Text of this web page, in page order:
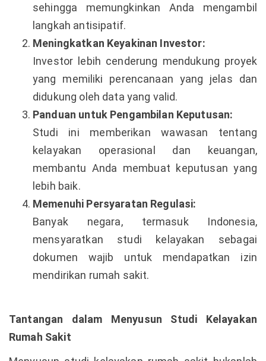
sehingga memungkinkan Anda mengambil
langkah antisipatif.
Meningkatkan Keyakinan Investor:
Investor lebih cenderung mendukung proyek
yang memiliki perencanaan yang jelas dan
didukung oleh data yang valid.
Panduan untuk Pengambilan Keputusan:
Studi ini memberikan wawasan tentang
kelayakan operasional dan keuangan,
membantu Anda membuat keputusan yang
lebih baik.
Memenuhi Persyaratan Regulasi:
Banyak negara, termasuk Indonesia,
mensyaratkan studi kelayakan sebagai
dokumen wajib untuk mendapatkan izin
mendirikan rumah sakit.
Tantangan dalam Menyusun Studi Kelayakan
Rumah Sakit